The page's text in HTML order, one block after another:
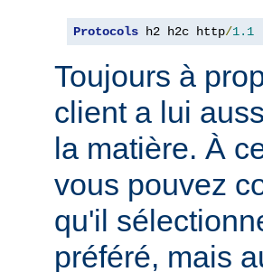
Protocols h2 h2c http/1.1
Toujours à
client a lui
la matière. À
vous pouvez
qu'il
préféré, mais